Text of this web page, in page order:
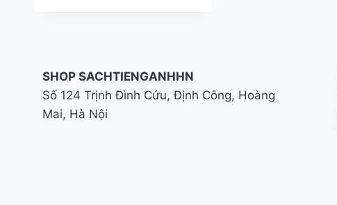
SHOP SACHTIENGANHHN
Số 124 Trịnh Đình Cửu, Định Công, Hoàng
Mai, Hà Nội